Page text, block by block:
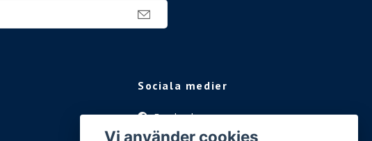
Sociala medier
Facebook
Instagram
Vi använder cookies